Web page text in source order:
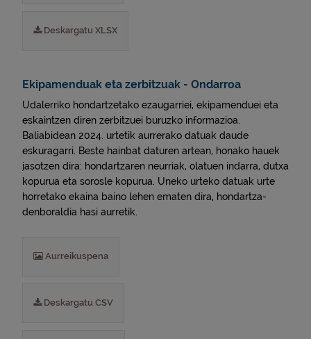
Deskargatu XLSX
Ekipamenduak eta zerbitzuak - Ondarroa
Udalerriko hondartzetako ezaugarriei, ekipamenduei eta
eskaintzen diren zerbitzuei buruzko informazioa.
Baliabidean 2024. urtetik aurrerako datuak daude
eskuragarri. Beste hainbat daturen artean, honako hauek
jasotzen dira: hondartzaren neurriak, olatuen indarra, dutxa
kopurua eta sorosle kopurua. Uneko urteko datuak urte
horretako ekaina baino lehen ematen dira, hondartza-
denboraldia hasi aurretik.
Aurreikuspena
Deskargatu CSV